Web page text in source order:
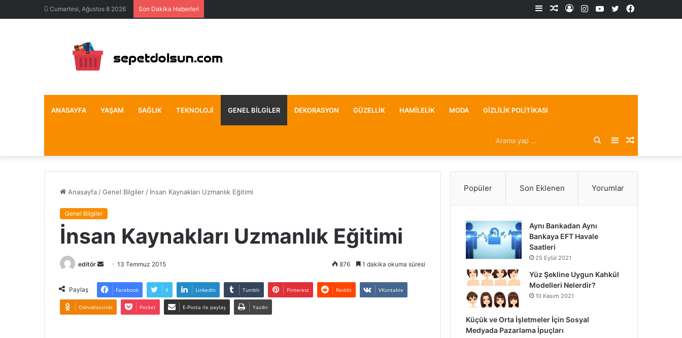
Cumartesi, Ağustos 8 2026 Son Dakika Haberleri Facebook
X
YouTube
Instagram
Kayıt
Rastgele
Kenar
ANASAYFA YAŞAM SAĞLIK TEKNOLOJI GENEL BILGILER DEKORASYON GÜZELLIK HAMILELIK MODA GIZLILIK POLITIKASI
Rastgele
Makale
Kenar
Bölmesi
Arama
yap
Anasayfa /Genel Bilgiler / İnsan Kaynakları Uzmanlık Eğitimi
Genel Bilgiler
İnsan Kaynakları Uzmanlık Eğitimi
editör
Bir
posta
göndermek
13 Temmuz 2015 876 1 dakika okuma süresi
Paylaş Facebook X LinkedIn Tumblr Pinterest Reddit VKontakte
Odnoklassniki Pocket E-Posta ile paylaş Yazdır
Popüler Son Eklenen Yorumlar
Aynı Bankadan Aynı
Bankaya EFT Havale
Saatleri
25 Eylül 2021
Yüz Şekline Uygun Kahkül
Modelleri Nelerdir?
10 Kasım 2021
Küçük ve Orta İşletmeler İçin Sosyal
Medyada Pazarlama İpuçları